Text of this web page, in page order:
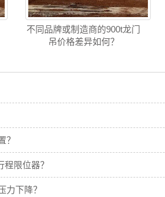
不同品牌或制造商的900t龙门
吊价格差异如何？
？
限位器？
力下降？